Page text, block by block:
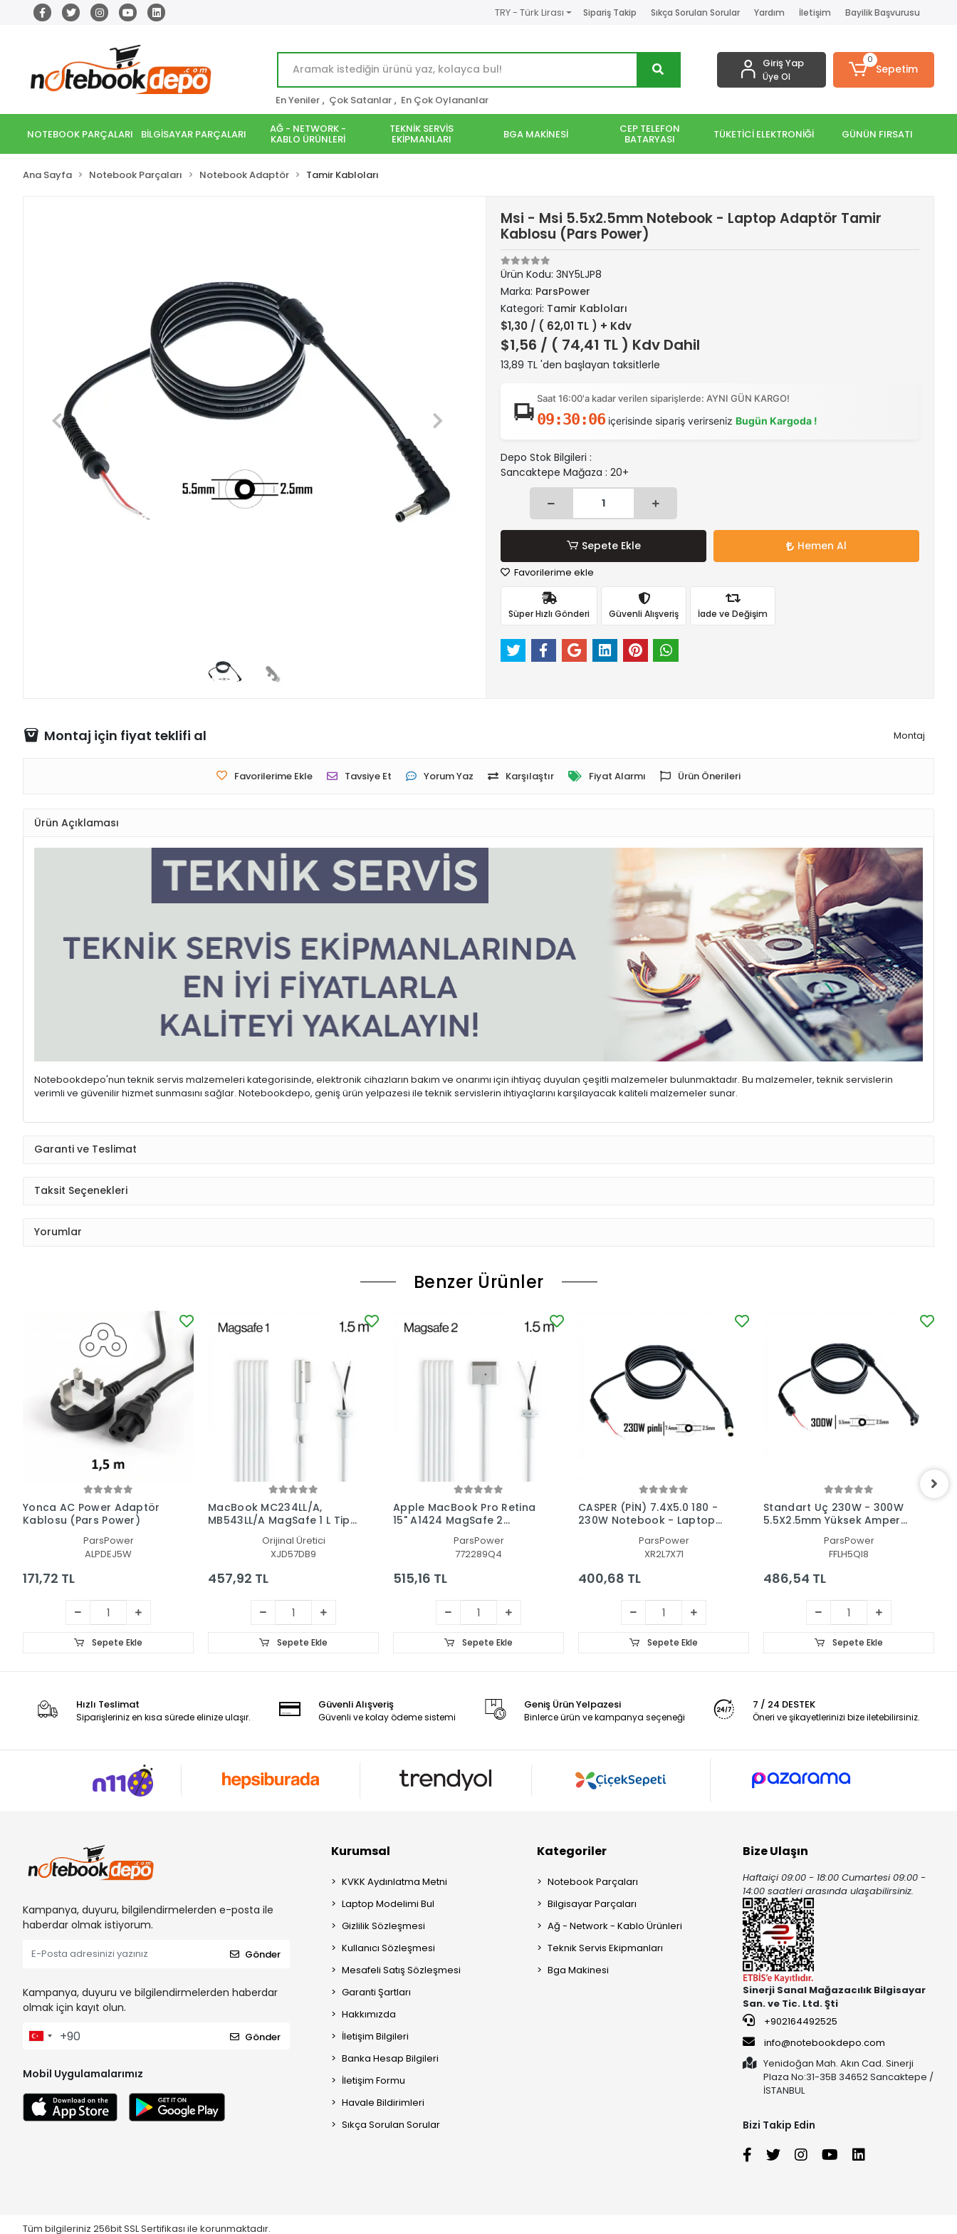
TRY - Türk Lirası Sipariş Takip Sıkça Sorulan Sorular Yardım İletişim Bayilik Başvurusu
En Yeniler , Çok Satanlar , En Çok Oylananlar
Giriş Yap
Üye Ol
0
Sepetim
NOTEBOOK PARÇALARI BİLGİSAYAR PARÇALARI AĞ - NETWORK -
KABLO ÜRÜNLERİ
TEKNİK SERVİS
EKİPMANLARI BGA MAKİNESİ CEP TELEFON
BATARYASI TÜKETİCİ ELEKTRONİĞİ GÜNÜN FIRSATI
Ana Sayfa Notebook Parçaları Notebook Adaptör Tamir Kabloları
Msi - Msi 5.5x2.5mm Notebook - Laptop Adaptör Tamir
Kablosu (Pars Power)
Ürün Kodu: 3NY5LJP8
Marka: ParsPower
Kategori: Tamir Kabloları
$1,30 / ( 62,01 TL ) + Kdv
$1,56 / ( 74,41 TL ) Kdv Dahil
13,89 TL 'den başlayan taksitlerle
Saat 16:00'a kadar verilen siparişlerde: AYNI GÜN KARGO!
09:30:06 içerisinde sipariş verirseniz Bugün Kargoda !
Depo Stok Bilgileri :
Sancaktepe Mağaza : 20+
Sepete Ekle Hemen Al
Favorilerime ekle
Süper Hızlı Gönderi Güvenli Alışveriş İade ve Değişim
Montaj için fiyat teklifi al Montaj
Favorilerime Ekle Tavsiye Et Yorum Yaz Karşılaştır Fiyat Alarmı Ürün Önerileri
Ürün Açıklaması
Notebookdepo'nun teknik servis malzemeleri kategorisinde, elektronik cihazların bakım ve onarımı için ihtiyaç duyulan çeşitli malzemeler bulunmaktadır. Bu malzemeler, teknik servislerin
verimli ve güvenilir hizmet sunmasını sağlar. Notebookdepo, geniş ürün yelpazesi ile teknik servislerin ihtiyaçlarını karşılayacak kaliteli malzemeler sunar.
Garanti ve Teslimat
Taksit Seçenekleri
Yorumlar
Benzer Ürünler
Yonca AC Power Adaptör
Kablosu (Pars Power)
ParsPower
ALPDEJ5W
171,72 TL
Sepete Ekle
MacBook MC234LL/A,
MB543LL/A MagSafe 1 L Tip
Adaptör Kablosu
Orijinal Üretici
XJD57DB9
457,92 TL
Sepete Ekle
Apple MacBook Pro Retina
15" A1424 MagSafe 2
ParsPower
772289Q4
515,16 TL
Sepete Ekle
CASPER (PİN) 7.4X5.0 180 -
230W Notebook - Laptop
ParsPower
XR2L7X71
400,68 TL
Sepete Ekle
Standart Uç 230W - 300W
5.5X2.5mm Yüksek Amper
Adaptör Tamir Kablosu
ParsPower
FFLH5QI8
486,54 TL
Sepete Ekle
Hızlı Teslimat
Siparişleriniz en kısa sürede elinize ulaşır.
Güvenli Alışveriş
Güvenli ve kolay ödeme sistemi
Geniş Ürün Yelpazesi
Binlerce ürün ve kampanya seçeneği
7 / 24 DESTEK
Öneri ve şikayetlerinizi bize iletebilirsiniz.
Kampanya, duyuru, bilgilendirmelerden e-posta ile
haberdar olmak istiyorum.
Gönder
Kampanya, duyuru ve bilgilendirmelerden haberdar
olmak için kayıt olun.
Gönder
Mobil Uygulamalarımız
Kurumsal
KVKK Aydınlatma Metni
Laptop Modelimi Bul
Gizlilik Sözleşmesi
Kullanıcı Sözleşmesi
Mesafeli Satış Sözleşmesi
Garanti Şartları
Hakkımızda
İletişim Bilgileri
Banka Hesap Bilgileri
İletişim Formu
Havale Bildirimleri
Sıkça Sorulan Sorular
Kategoriler
Notebook Parçaları
Bilgisayar Parçaları
Ağ - Network - Kablo Ürünleri
Teknik Servis Ekipmanları
Bga Makinesi
Bize Ulaşın
Haftaiçi 09:00 - 18:00 Cumartesi 09:00 -
14:00 saatleri arasında ulaşabilirsiniz.
Sinerji Sanal Mağazacılık Bilgisayar
San. ve Tic. Ltd. Şti
+902164492525
info@notebookdepo.com
Yenidoğan Mah. Akın Cad. Sinerji
Plaza No:31-35B 34652 Sancaktepe /
İSTANBUL
Bizi Takip Edin
Tüm bilgileriniz 256bit SSL Sertifikası ile korunmaktadır.